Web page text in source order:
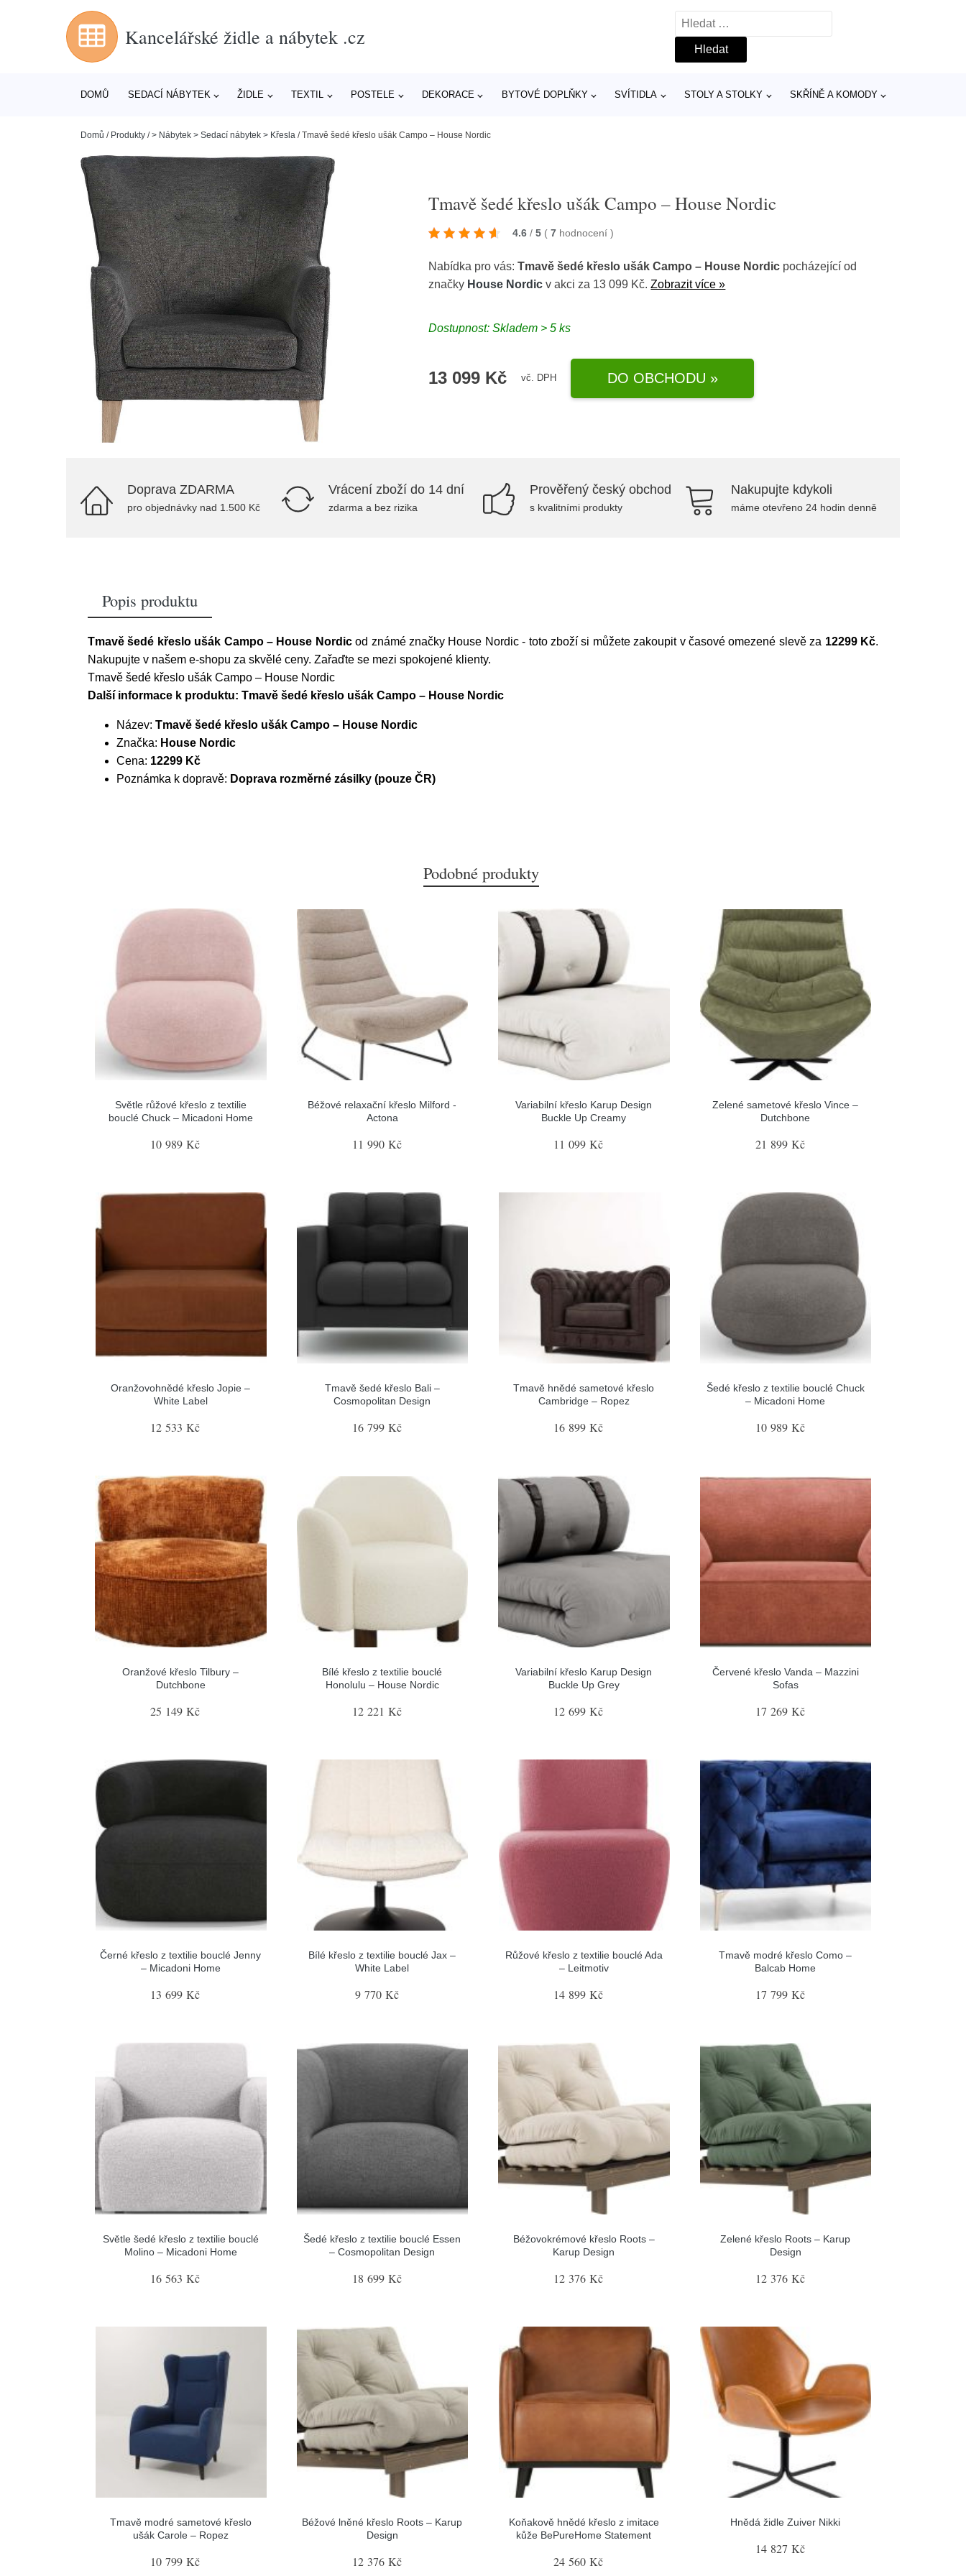
Kancelářské židle a nábytek .cz
Vyhledávání
DOMŮ SEDACÍ NÁBYTEK ŽIDLE TEXTIL POSTELE DEKORACE BYTOVÉ DOPLŇKY SVÍTIDLA STOLY A STOLKY SKŘÍNĚ A KOMODY
Domů / Produkty /> Nábytek > Sedací nábytek > Křesla /Tmavě šedé křeslo ušák Campo – House Nordic
Tmavě šedé křeslo ušák Campo – House Nordic
4.6 / 5 ( 7 hodnocení)
Nabídka pro vás:Tmavě šedé křeslo ušák Campo – House Nordic pocházející od
značky House Nordic v akci za 13 099 Kč.Zobrazit více »
Dostupnost: Skladem > 5 ks
13 099 Kč vč. DPH DO OBCHODU »
Doprava ZDARMA
pro objednávky nad 1.500 Kč
Vrácení zboží do 14 dní
zdarma a bez rizika
Prověřený český obchod
s kvalitními produkty
Nakupujte kdykoli
máme otevřeno 24 hodin denně
Popis produktu
Tmavě šedé křeslo ušák Campo – House Nordicod známé značky House Nordic- toto zboží si můžete zakoupit v časové omezené slevě za 12299 Kč.
Nakupujte v našem e-shopu za skvělé ceny. Zařaďte se mezi spokojené klienty.
Tmavě šedé křeslo ušák Campo – House Nordic
Další informace k produktu: Tmavě šedé křeslo ušák Campo – House Nordic
Název: Tmavě šedé křeslo ušák Campo – House Nordic
Značka: House Nordic
Cena: 12299 Kč
Poznámka k dopravě: Doprava rozměrné zásilky (pouze ČR)
Podobné produkty
Světle růžové křeslo z textilie
bouclé Chuck – Micadoni Home
10 989 Kč
Béžové relaxační křeslo Milford -
Actona
11 990 Kč
Variabilní křeslo Karup Design
Buckle Up Creamy
11 099 Kč
Zelené sametové křeslo Vince –
Dutchbone
21 899 Kč
Oranžovohnědé křeslo Jopie –
White Label
12 533 Kč
Tmavě šedé křeslo Bali –
Cosmopolitan Design
16 799 Kč
Tmavě hnědé sametové křeslo
Cambridge – Ropez
16 899 Kč
Šedé křeslo z textilie bouclé Chuck
– Micadoni Home
10 989 Kč
Oranžové křeslo Tilbury –
Dutchbone
25 149 Kč
Bílé křeslo z textilie bouclé
Honolulu – House Nordic
12 221 Kč
Variabilní křeslo Karup Design
Buckle Up Grey
12 699 Kč
Červené křeslo Vanda – Mazzini
Sofas
17 269 Kč
Černé křeslo z textilie bouclé Jenny
– Micadoni Home
13 699 Kč
Bílé křeslo z textilie bouclé Jax –
White Label
9 770 Kč
Růžové křeslo z textilie bouclé Ada
– Leitmotiv
14 899 Kč
Tmavě modré křeslo Como –
Balcab Home
17 799 Kč
Světle šedé křeslo z textilie bouclé
Molino – Micadoni Home
16 563 Kč
Šedé křeslo z textilie bouclé Essen
– Cosmopolitan Design
18 699 Kč
Béžovokrémové křeslo Roots –
Karup Design
12 376 Kč
Zelené křeslo Roots – Karup
Design
12 376 Kč
Tmavě modré sametové křeslo
ušák Carole – Ropez
10 799 Kč
Béžové lněné křeslo Roots – Karup
Design
12 376 Kč
Koňakově hnědé křeslo z imitace
kůže BePureHome Statement
24 560 Kč
Hnědá židle Zuiver Nikki
14 827 Kč